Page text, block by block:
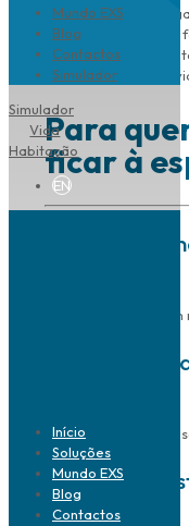
Mundo EXS
Blog
Contactos
Simulador
Simulador
Vida
Habitação
EN
Início
Soluções
Mundo EXS
Blog
Contactos
presente hoje, mas
um imprevisto, a
com meios para
os seus projetos de
Para
ficar à
Segurança
Apoio económico
Manutenção
Ajuda a cobrir
Proteção
familiar